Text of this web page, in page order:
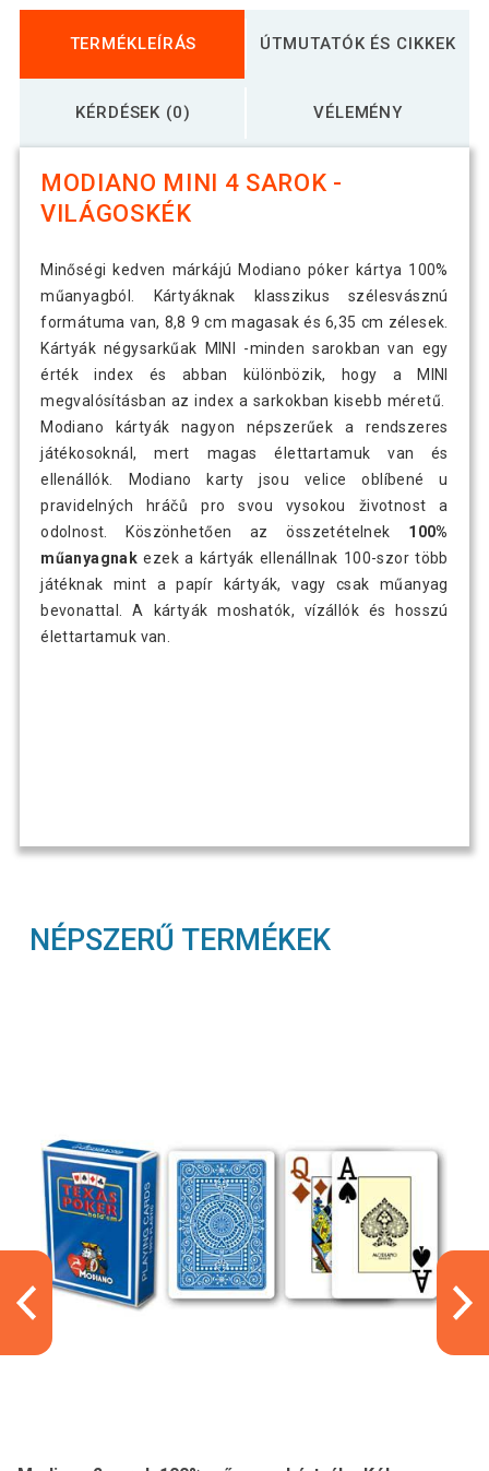
TERMÉKLEÍRÁS ÚTMUTATÓK ÉS CIKKEK
KÉRDÉSEK (0) VÉLEMÉNY
MODIANO MINI 4 SAROK -
VILÁGOSKÉK
Minőségi kedven márkájú Modiano póker kártya 100%
műanyagból. Kártyáknak klasszikus szélesvásznú
formátuma van, 8,8 9 cm magasak és 6,35 cm zélesek.
Kártyák négysarkűak MINI -minden sarokban van egy
érték index és abban különbözik, hogy a MINI
megvalósításban az index a sarkokban kisebb méretű.
Modiano kártyák nagyon népszerűek a rendszeres
játékosoknál, mert magas élettartamuk van és
ellenállók. Modiano karty jsou velice oblíbené u
pravidelných hráčů pro svou vysokou životnost a
odolnost. Köszönhetően az összetételnek 100%
műanyagnak ezek a kártyák ellenállnak 100-szor több
játéknak mint a papír kártyák, vagy csak műanyag
bevonattal. A kártyák moshatók, vízállók és hosszú
élettartamuk van.
NÉPSZERŰ TERMÉKEK